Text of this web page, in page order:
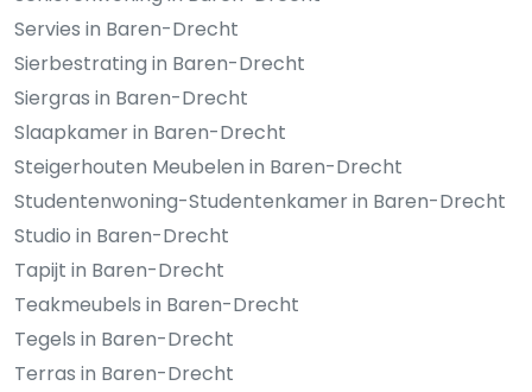
Servies in Baren-Drecht
Sierbestrating in Baren-Drecht
Siergras in Baren-Drecht
Slaapkamer in Baren-Drecht
Steigerhouten Meubelen in Baren-Drecht
Studentenwoning-Studentenkamer in Baren-Drecht
Studio in Baren-Drecht
Tapijt in Baren-Drecht
Teakmeubels in Baren-Drecht
Tegels in Baren-Drecht
Terras in Baren-Drecht